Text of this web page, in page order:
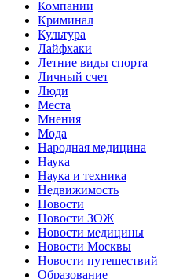
Компании
Криминал
Культура
Лайфхаки
Летние виды спорта
Личный счет
Люди
Места
Мнения
Мода
Народная медицина
Наука
Наука и техника
Недвижимость
Новости
Новости ЗОЖ
Новости медицины
Новости Москвы
Новости путешествий
Образование